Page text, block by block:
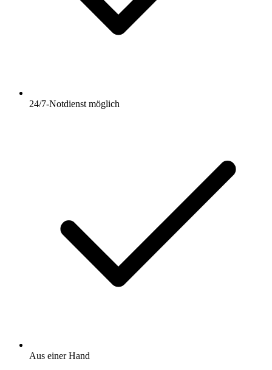
24/7-Notdienst möglich
Aus einer Hand